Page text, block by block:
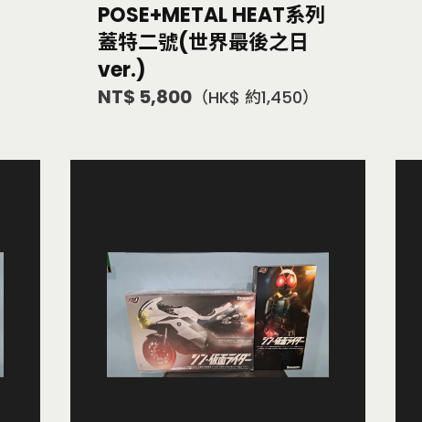
POSE+METAL HEAT系列
蓋特二號(世界最後之日
ver.)
NT$ 5,800 （HK$ 約1,450）